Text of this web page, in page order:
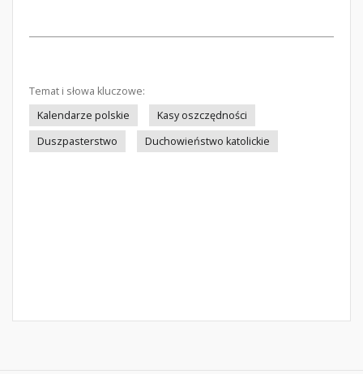
Temat i słowa kluczowe:
Kalendarze polskie
Kasy oszczędności
Duszpasterstwo
Duchowieństwo katolickie